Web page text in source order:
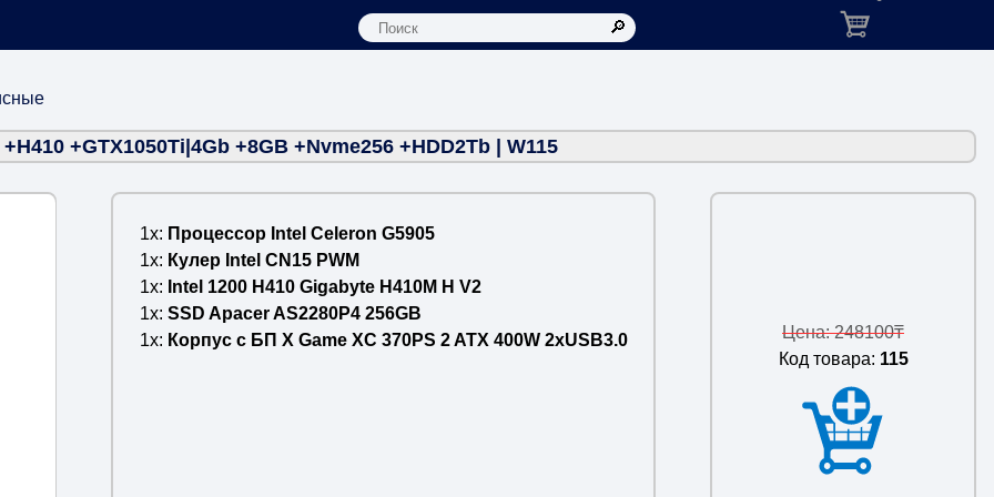
Корзина: товаров в
+H410 +GTX1050Ti|4Gb +8GB +Nvme256 +HDD2Tb | W115
1x
Процессор Intel Celeron G5905
1x
Кулер Intel CN15 PWM
1x
Intel 1200 H410 Gigabyte H410M H V2
1x SSD Apacer AS2280P4 256GB
1x
Корпус с БП X Game XC 370PS 2 ATX 400W 2xUSB3.0
Цена: 248100₸
Код товара: 115